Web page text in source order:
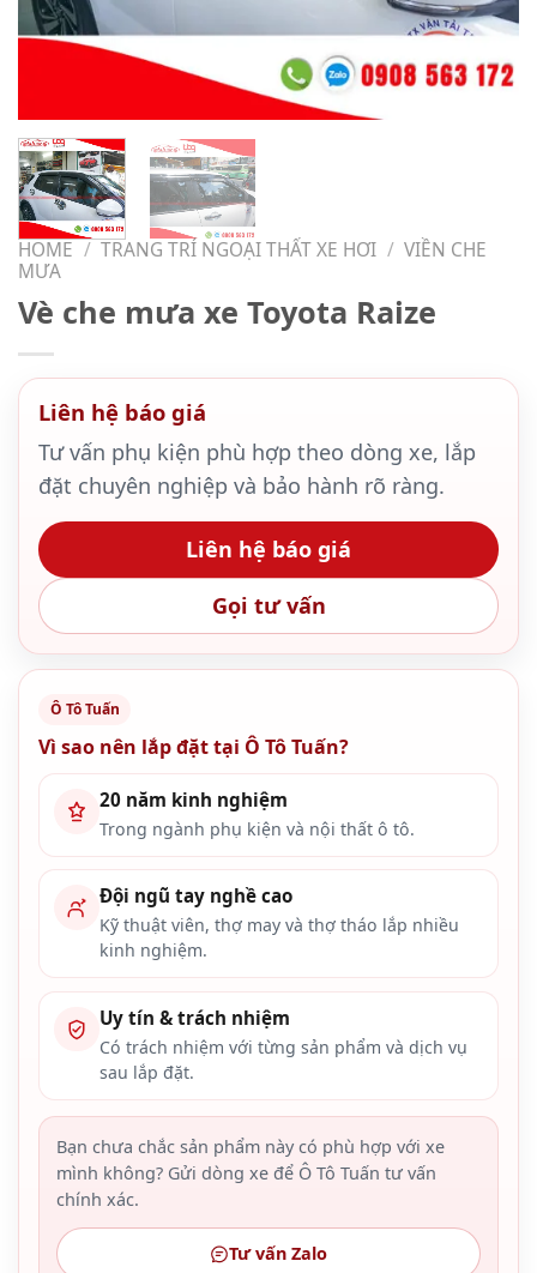
HOME / TRANG TRÍ NGOẠI THẤT XE HƠI / VIỀN CHE
MƯA
Vè che mưa xe Toyota Raize
Liên hệ báo giá
Tư vấn phụ kiện phù hợp theo dòng xe, lắp
đặt chuyên nghiệp và bảo hành rõ ràng.
Liên hệ báo giá
Gọi tư vấn
Ô Tô Tuấn
Vì sao nên lắp đặt tại Ô Tô Tuấn?
20 năm kinh nghiệm
Trong ngành phụ kiện và nội thất ô tô.
Đội ngũ tay nghề cao
Kỹ thuật viên, thợ may và thợ tháo lắp nhiều
kinh nghiệm.
Uy tín & trách nhiệm
Có trách nhiệm với từng sản phẩm và dịch vụ
sau lắp đặt.
Bạn chưa chắc sản phẩm này có phù hợp với xe
mình không? Gửi dòng xe để Ô Tô Tuấn tư vấn
chính xác.
Tư vấn Zalo